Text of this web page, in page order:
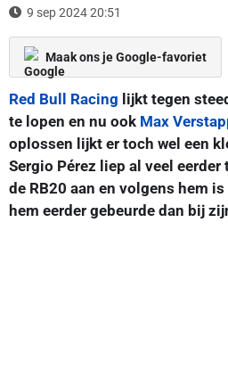
9 sep 2024 20:51
Maak ons je Google-favoriet
Red Bull Racing lijkt tegen
te lopen en nu ook Max
oplossen lijkt er toch wel een
Sergio Pérez liep al veel
de RB20 aan en volgens hem
hem eerder gebeurde dan bij